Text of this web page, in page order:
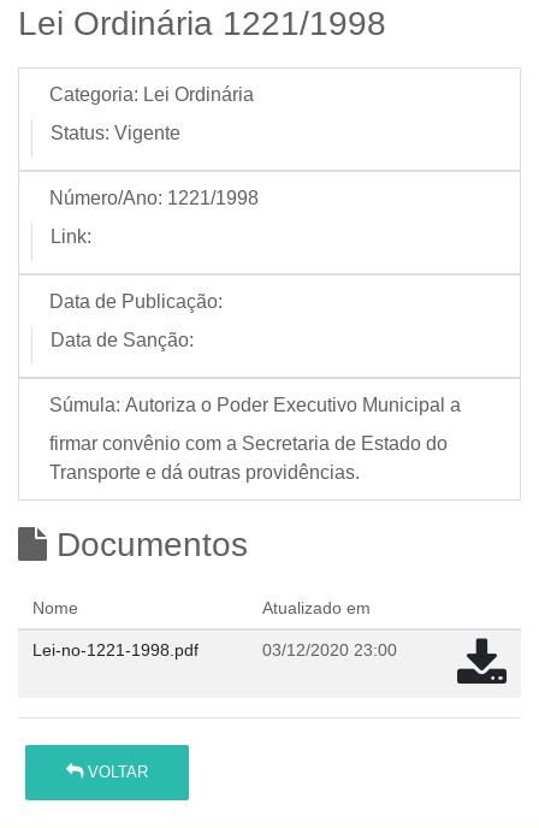
Lei Ordinária 1221/1998
Categoria: Lei Ordinária
Status: Vigente
Número/Ano: 1221/1998
Link:
Data de Publicação:
Data de Sanção:
Súmula: Autoriza o Poder Executivo Municipal a
firmar convênio com a Secretaria de Estado do
Transporte e dá outras providências.
Documentos
Nome Atualizado em
Lei-no-1221-1998.pdf 03/12/2020 23:00
VOLTAR